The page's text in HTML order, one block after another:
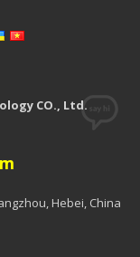
CO., Ltd.
Hebei, China